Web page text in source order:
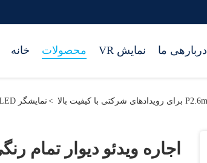
خانه محصولات نمایش VR دربارهی ما
نمایشگر LED تمام رنگی >